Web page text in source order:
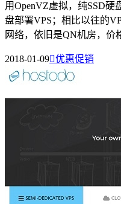
用OpenVZ虚拟，纯SSD硬
盘部署VPS；相比以往的
网络，依旧是QN机房，价
2018-01-09优惠促销